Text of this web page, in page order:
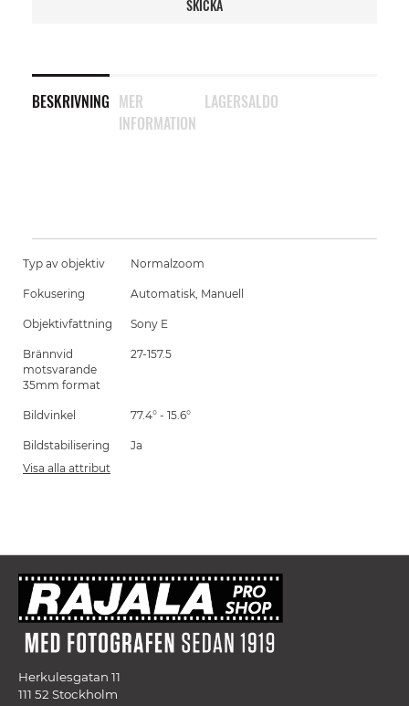
SKICKA
BESKRIVNING MER
INFORMATION
LAGERSALDO
Typ av objektiv Normalzoom
Fokusering Automatisk, Manuell
Objektivfattning Sony E
Brännvid
motsvarande
35mm format
27-157.5
Bildvinkel 77.4° - 15.6°
Bildstabilisering
Ja
Visa alla attribut
Herkulesgatan 11
111 52 Stockholm